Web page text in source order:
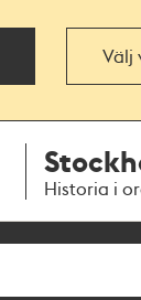
Välj
Historia i